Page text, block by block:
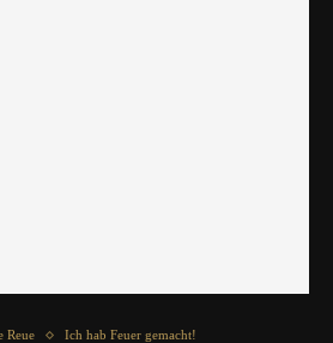
Reue Ich hab Feuer gemacht!